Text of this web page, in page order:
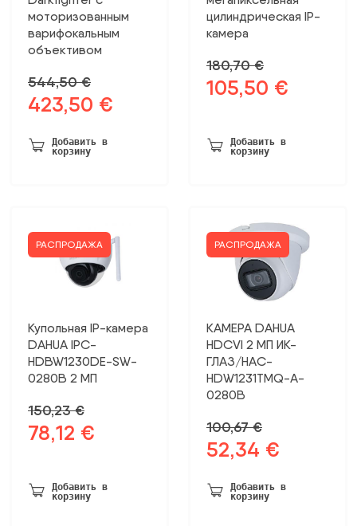
моторизованным
варифокальным
объективом
544,50€
Первоначальная
была:
544,50 €.
423,50 €
Добавить в
корзину
цилиндрическая IP-
камера
180,70€
Первоначальная
180,70 €.
105,50 €
Добавить в
корзину
РАСПРОДАЖА
Купольная IP-камера
DAHUA IPC-
HDBW1230DE-SW-
0280B 2 МП
150,23€
Первоначальная
150,23 €.
78,12 €
Добавить в
корзину
РАСПРОДАЖА
КАМЕРА DAHUA
HDCVI 2 МП ИК-
ГЛАЗ/HAC-
HDW1231TMQ-A-
0280B
100,67€
Первоначальная
была:
100,67 €.
52,34 €
52,34 €.
Добавить в
корзину